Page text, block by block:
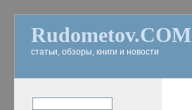
Rudometov.COM
статьи, обзоры, книги и новости